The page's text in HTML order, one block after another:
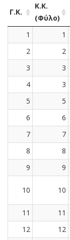
Γ.Κ.
Κ.Κ.
(Φύλο)
1 1
2
2
3
3
4
3
5
5
6
6
7
7
8
8
9
9
10 10
11 11
12
12